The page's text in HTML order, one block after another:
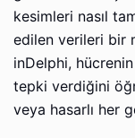
kesimleri nasıl
edilen verileri bir
inDelphi,
tepki verdiğini
veya hasarlı her